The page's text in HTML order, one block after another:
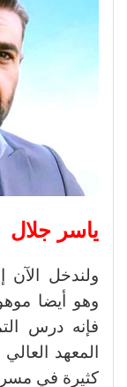
ياسر جلال
ولندخل الآن
وهو أيضا
فإنه درس
المعهد
كثيرة في